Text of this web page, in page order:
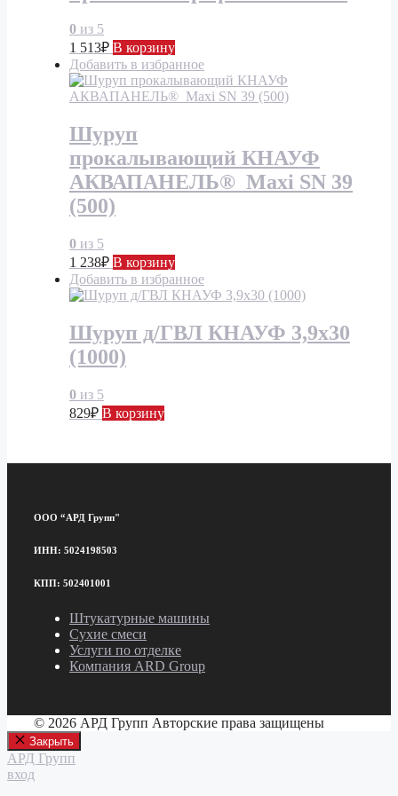
0 из 5
1 513₽ В корзину
Добавить в избранное
Шуруп
прокалывающий КНАУФ
АКВАПАНЕЛЬ® Maxi SN 39
(500)
0 из 5
1 238₽ В корзину
Добавить в избранное
Шуруп д/ГВЛ КНАУФ 3,9х30
(1000)
0 из 5
829₽ В корзину
ООО “АРД Групп"
ИНН: 5024198503
КПП: 502401001
Штукатурные машины
Сухие смеси
Услуги по отделке
Компания ARD Group
© 2026 АРД Групп Авторские права защищены
Закрыть
АРД Групп
вход